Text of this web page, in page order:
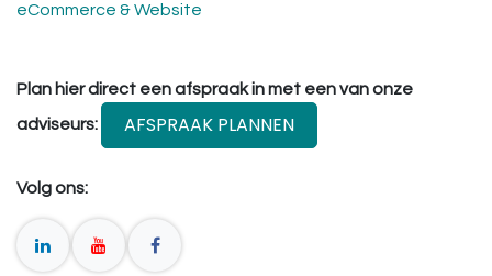
eCommerce & Website
Plan hier direct een afspraak in met een van onze
adviseurs:
AFSPRAAK PLANNEN
Volg ons: